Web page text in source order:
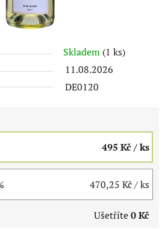
Skladem (1 ks)
11.08.2026
DE0120
495 Kč/ ks
470,25 Kč/ ks
Ušetříte0 Kč